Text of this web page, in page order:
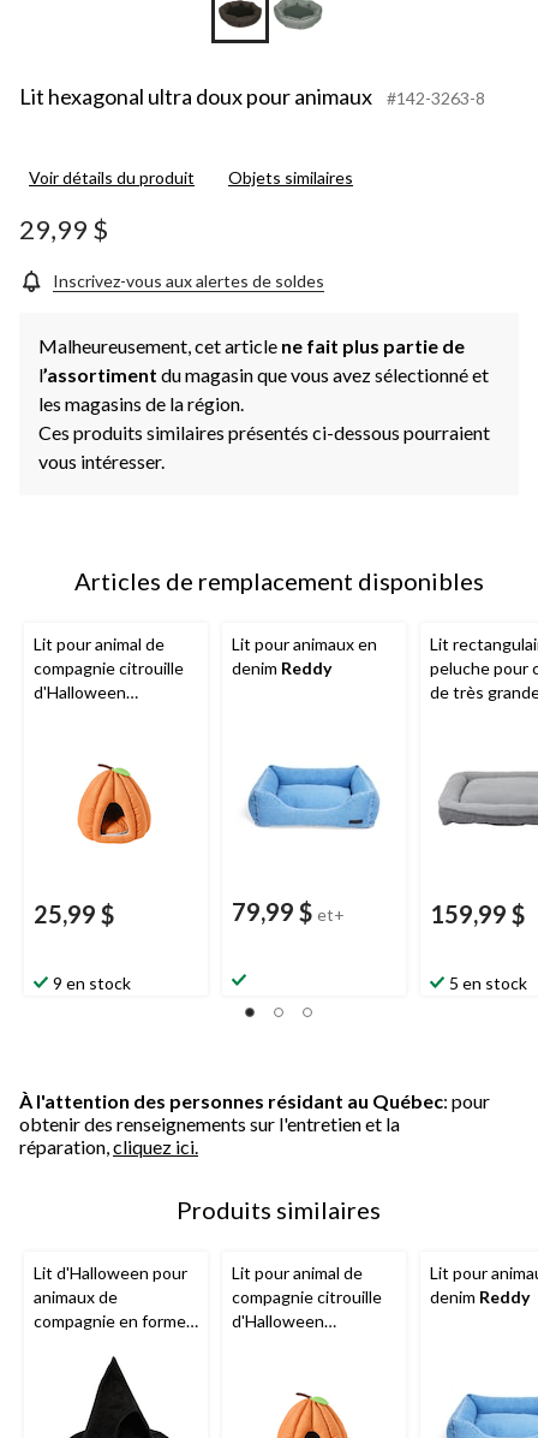
Lit hexagonal ultra doux pour animaux #142-3263-8
Voir détails du produit Objets similaires
29,99 $
Inscrivez-vous aux alertes de soldes
Malheureusement, cet article ne fait plus partie de
l’assortiment du magasin que vous avez sélectionné et
les magasins de la région.
Ces produits similaires présentés ci-dessous pourraient
vous intéresser.
Articles de remplacement disponibles
Lit pour animal de
compagnie citrouille
d'Halloween
25,99 $
9 en stock
Lit pour animaux en
denim Reddy
79,99 $ et+
Lit
peluche pour
de très
159,99 $
5 en stock
À l'attention des personnes résidant au Québec: pour
obtenir des renseignements sur l'entretien et la
réparation, cliquez ici.
Produits similaires
Lit d'Halloween pour
animaux de
compagnie en forme
sorcière Bootique,
noir, petit
Lit pour animal de
compagnie citrouille
d'Halloween
Lit pour
denim Reddy